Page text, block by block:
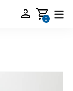
person shopping_cart
0